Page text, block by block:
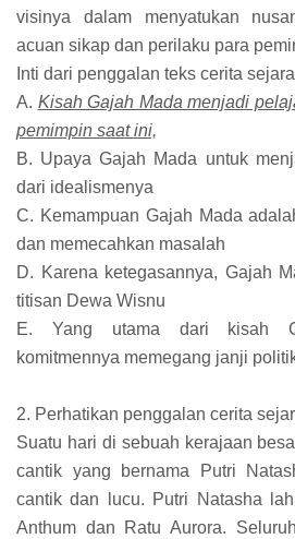
visinya dalam menyatukan
acuan sikap dan perilaku para
Inti dari penggalan teks cerita
A. Kisah Gajah Mada menjadi
pemimpin saat ini,
B. Upaya Gajah Mada untuk
dari idealismenya
C. Kemampuan Gajah Mada
dan memecahkan masalah
D. Karena ketegasannya, Gajah
titisan Dewa Wisnu
E. Yang utama dari kisah
komitmennya memegang janji
2. Perhatikan penggalan cerita
Suatu hari di sebuah kerajaan
cantik yang bernama Putri
cantik dan lucu. Putri Natasha
Anthum dan Ratu Aurora.